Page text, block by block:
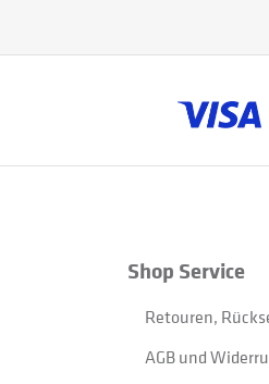
Shop Service
Retouren,
AGB und